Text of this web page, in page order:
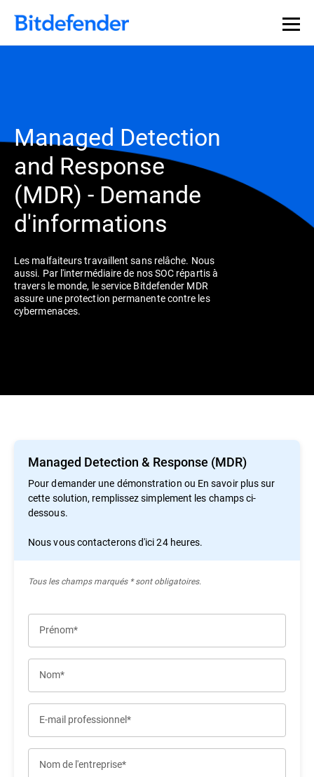
Souveraineté des données en cybersécurité : webinaire
en direct, le 30 juillet .Inscrivez-vous >>
Managed Detection
and Response
(MDR) - Demande
d'informations
Les malfaiteurs travaillent sans relâche. Nous
aussi. Par l'intermédiaire de nos SOC répartis à
travers le monde, le service Bitdefender MDR
assure une protection permanente contre les
cybermenaces.
Managed Detection & Response (MDR)
Pour demander une démonstration ou En savoir plus sur
cette solution, remplissez simplement les champs ci-
dessous.
Nous vous contacterons d'ici 24 heures.
Tous les champs marqués * sont obligatoires.
Prénom*
Nom*
E-mail professionnel*
Nom de l'entreprise*